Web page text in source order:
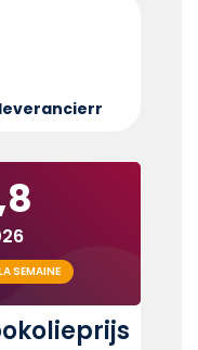
r
SEMAINE